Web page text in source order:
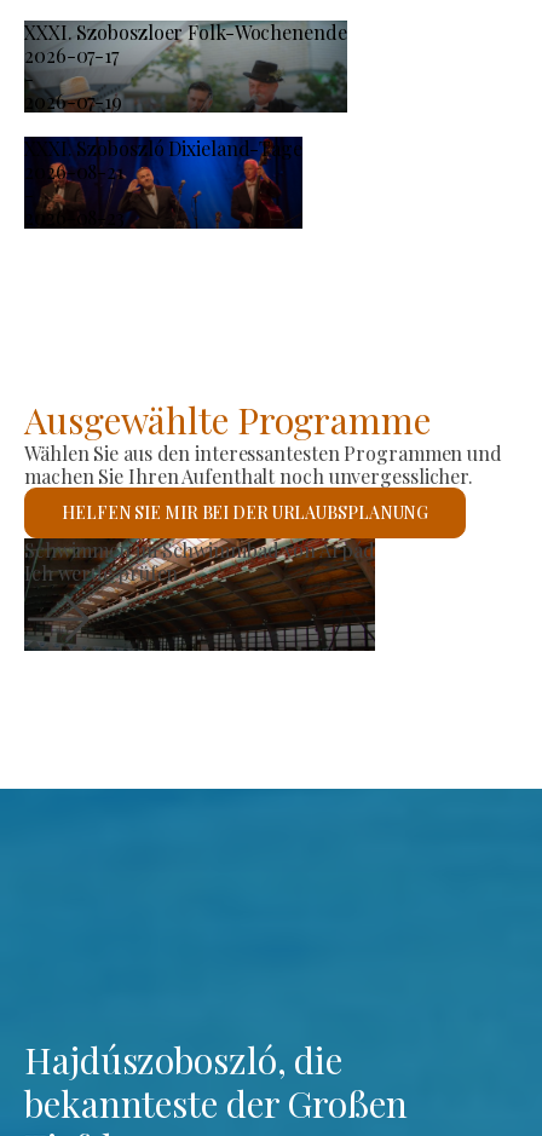
XXXI. Szoboszloer Folk-Wochenende
2026-07-17
-
2026-07-19
XXXI. Szoboszló Dixieland-Tage
2026-08-21
-
2026-08-23
Ausgewählte Programme
Wählen Sie aus den interessantesten Programmen und
machen Sie Ihren Aufenthalt noch unvergesslicher.
HELFEN SIE MIR BEI DER URLAUBSPLANUNG
Römisch-katholische
Ich werde prüfen
Hajdúszoboszló, die
bekannteste der Großen